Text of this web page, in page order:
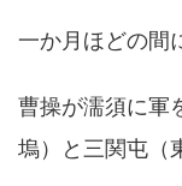
一か月ほどの間
曹操が濡須に軍
塢）と三関屯（